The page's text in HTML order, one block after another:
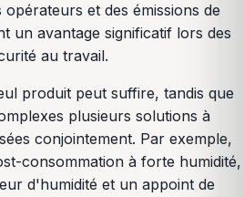
et des émissions de
un avantage significatif lors des
au travail.
produit peut suffire, tandis que
plusieurs solutions à
conjointement. Par exemple,
consommation à forte humidité,
d'humidité et un appoint de